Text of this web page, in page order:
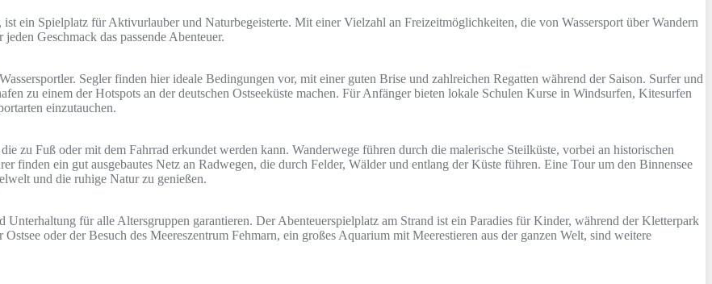
ein Spielplatz für Aktivurlauber und Naturbegeisterte. Mit einer Vielzahl an Freizeitmöglichkeiten, die von Wassersport über Wandern
Geschmack das passende Abenteuer.
Segler finden hier ideale Bedingungen vor, mit einer guten Brise und zahlreichen Regatten während der Saison. Surfer und
zu einem der Hotspots an der deutschen Ostseeküste machen. Für Anfänger bieten lokale Schulen Kurse in Windsurfen, Kitesurfen
einzutauchen.
zu Fuß oder mit dem Fahrrad erkundet werden kann. Wanderwege führen durch die malerische Steilküste, vorbei an historischen
finden ein gut ausgebautes Netz an Radwegen, die durch Felder, Wälder und entlang der Küste führen. Eine Tour um den Binnensee
und die ruhige Natur zu genießen.
für alle Altersgruppen garantieren. Der Abenteuerspielplatz am Strand ist ein Paradies für Kinder, während der Kletterpark
oder der Besuch des Meereszentrum Fehmarn, ein großes Aquarium mit Meerestieren aus der ganzen Welt, sind weitere